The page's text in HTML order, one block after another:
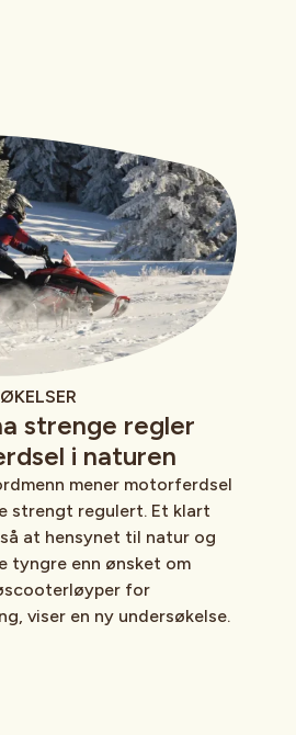
strenge regler
i naturen
mener motorferdsel
strengt regulert. Et klart
at hensynet til natur og
tyngre enn ønsket om
for
viser en ny undersøkelse.